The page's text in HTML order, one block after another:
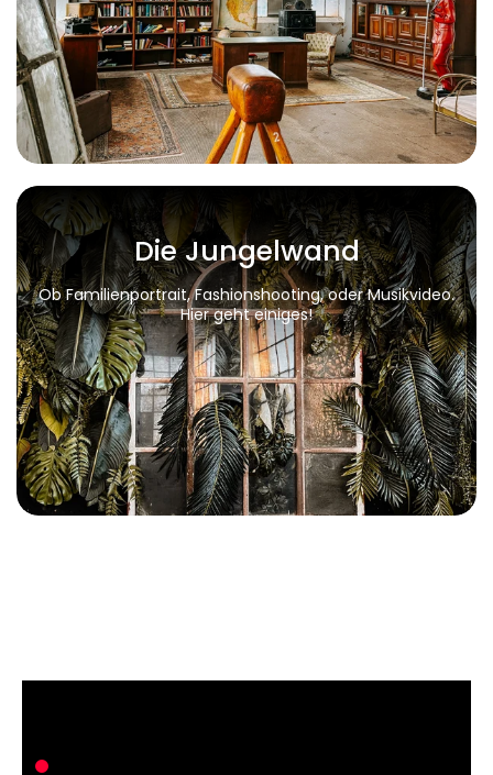
Die Jungelwand
Ob Familienportrait, Fashionshooting, oder Musikvideo.
Hier geht einiges!